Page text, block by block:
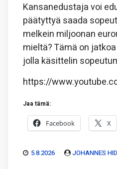
Kansanedustaja voi
päätyttyä saada
melkein miljoonan
mieltä? Tämä on
jolla käsittelin
https://
Jaa tämä:
Facebook X
5.8.2026 JOHANNES